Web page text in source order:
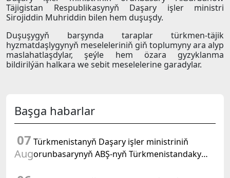
Täjigistan Respublikasynyň Daşary işler ministri
Sirojiddin Muhriddin bilen hem duşuşdy.
Duşuşygyň barşynda taraplar türkmen-täjik
hyzmatdaşlygynyň meseleleriniň giň toplumyny ara alyp
maslahatlaşdylar, şeýle hem özara gyzyklanma
bildirilýän halkara we sebit meselelerine garadylar.
Başga habarlar
07
Aug
Türkmenistanyň Daşary işler ministriniň
orunbasarynyň ABŞ-nyň Türkmenistandaky